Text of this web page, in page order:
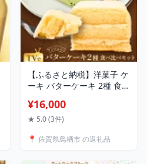
【ふるさと納税】洋菓子 ケ
ーキ バターケーキ 2種 食べ
やつ お楽しみ ※配送不可:
沖縄、離島
¥16,000
★ 5.0 (3件)
📍 佐賀県鳥栖市 の返礼品